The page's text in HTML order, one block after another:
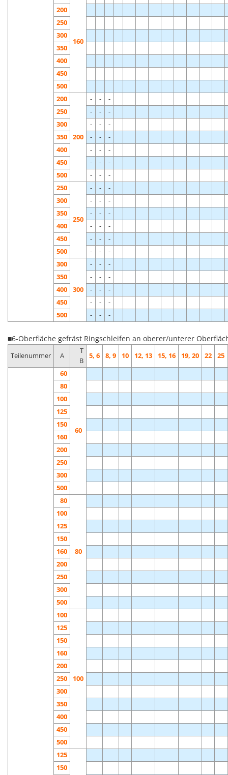
160
200
250
300
350
400
450
500
200
200
- -
-
250
- -
-
300
- -
-
350
- -
-
400
- -
-
450
- -
-
500
- -
-
250
250
- -
-
300
- -
-
350
- -
-
400
- -
-
450
- -
-
500
- -
-
300
300
- -
-
350
- -
-
400
- -
-
450
- -
-
500
- - -
■6-Oberfläche gefräst Ringschleifen an oberer/unterer
Teilenummer A
T
B
5, 6 8, 9 10 12, 13 15, 16 19, 20 22 25
60
60
80
100
125
150
160
200
250
300
500
80
80
100
125
150
160
200
250
300
500
100
100
125
150
160
200
250
300
350
400
450
500
125
150